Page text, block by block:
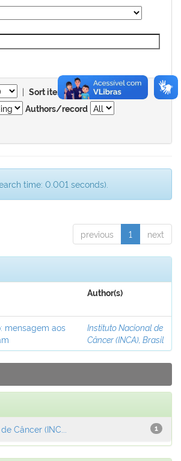
| Sort items by
Authors/record
time: 0.001 seconds).
previous 1 next
Author(s)
mensagem aos
Instituto Nacional de
Câncer (INCA), Brasil
1
Câncer (INC...